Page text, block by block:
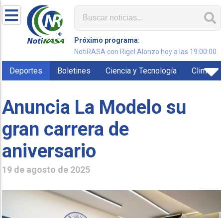
Próximo programa:
NotiRASA con Rigel Alonzo hoy a las 19:00:00
Deportes Boletines Ciencia y Tecnología Clima
Anuncia La Modelo su
gran carrera de
aniversario
19 de agosto de 2025